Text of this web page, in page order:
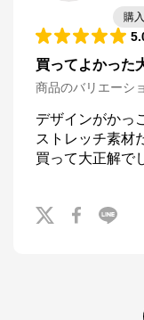
購
買ってよかった
商品のバリエーシ
デザインがかっ
ストレッチ素材
買って大正解で